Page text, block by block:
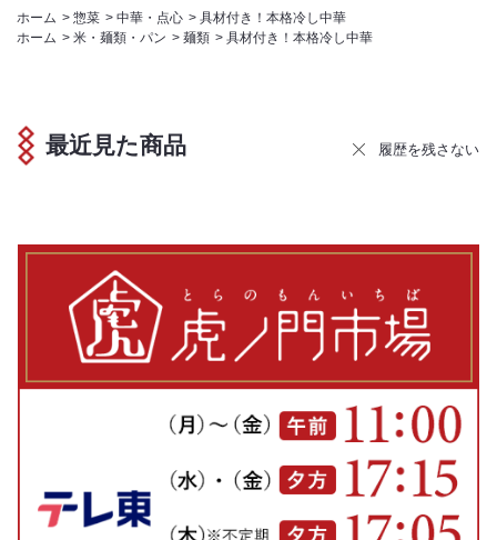
ホーム > 惣菜 > 中華・点心 > 具材付き！本格冷し中華
ホーム > 米・麺類・パン > 麺類 > 具材付き！本格冷し中華
最近見た商品 履歴を残さない